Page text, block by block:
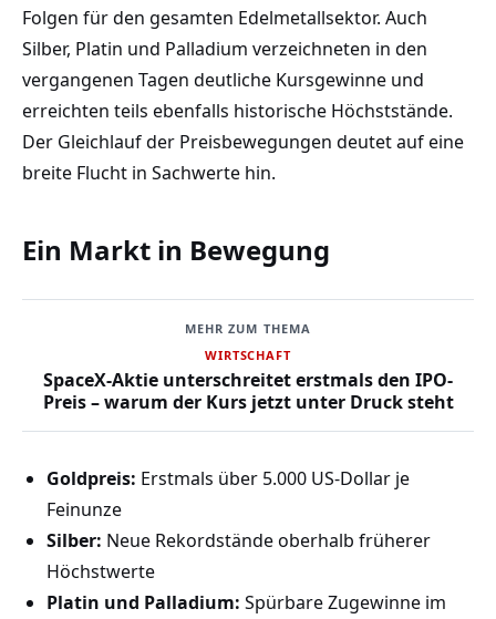
Folgen für den gesamten Edelmetallsektor. Auch
Silber, Platin und Palladium verzeichneten in den
vergangenen Tagen deutliche Kursgewinne und
erreichten teils ebenfalls historische Höchststände.
Der Gleichlauf der Preisbewegungen deutet auf eine
breite Flucht in Sachwerte hin.
Ein Markt in Bewegung
MEHR ZUM THEMA
WIRTSCHAFT
SpaceX-Aktie unterschreitet erstmals den IPO-
Preis – warum der Kurs jetzt unter Druck steht
Goldpreis: Erstmals über 5.000 US-Dollar je
Feinunze
Silber: Neue Rekordstände oberhalb früherer
Höchstwerte
Platin und Palladium: Spürbare Zugewinne im